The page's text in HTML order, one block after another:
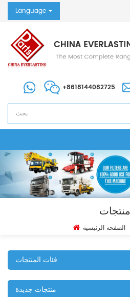
Language
+8618144082725
منتجات
الصفحة الرئيسية
فئات المنتجات
منتجات جديدة